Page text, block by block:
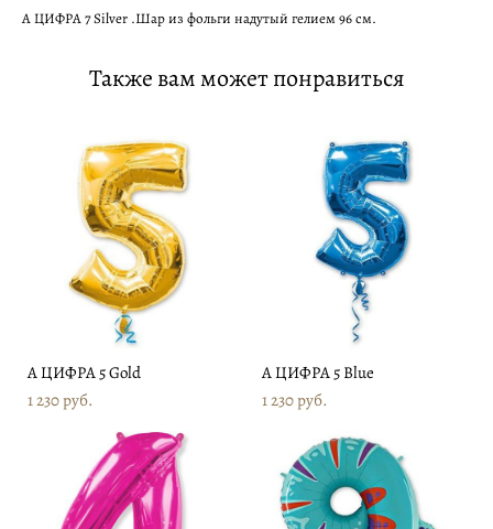
А ЦИФРА 7 Silver .Шар из фольги надутый гелием 96 см.
Также вам может понравиться
А ЦИФРА 5 Gold
1 230 pуб.
А ЦИФРА 5 Blue
1 230 pуб.